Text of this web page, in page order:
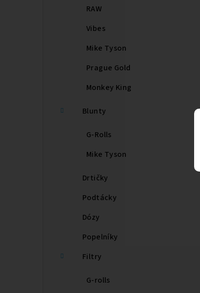
RAW
Vibes
Mike Tyson
Prague Gold
Monkey King
Blunty
G-Rolls
Mike Tyson
Drtičky
Podtácky
Dózy
Popelníky
Filtry
G-rolls